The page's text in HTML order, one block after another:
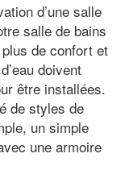
d’une salle
salle de bains
de confort et
doivent
être installées.
de styles de
un simple
une armoire